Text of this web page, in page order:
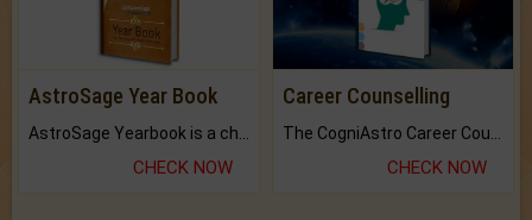
AstroSage Year Book
CHECK NOW
Career Counselling
CHECK NOW